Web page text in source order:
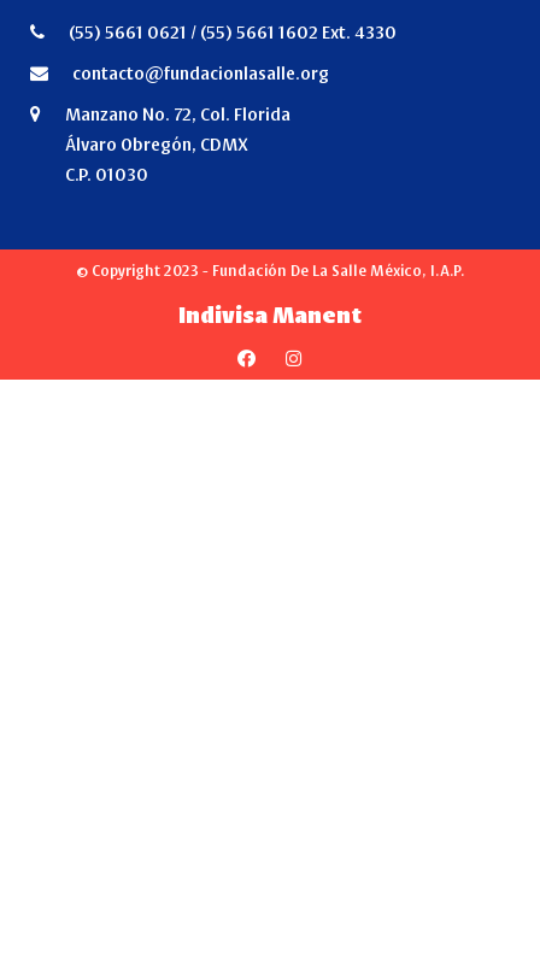
(55) 5661 0621 / (55) 5661 1602 Ext. 4330
contacto@fundacionlasalle.org
Manzano No. 72, Col. Florida
Álvaro Obregón, CDMX
C.P. 01030
© Copyright 2023 - Fundación De La Salle México, I.A.P.
Indivisa Manent